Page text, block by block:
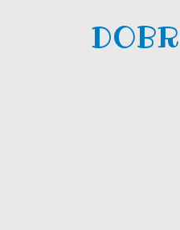
DOBR